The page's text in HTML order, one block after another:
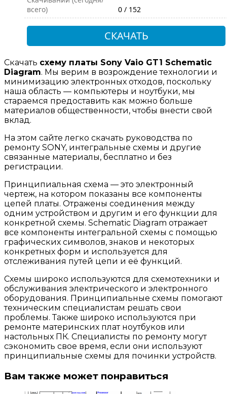
всего)
0 / 152
СКАЧАТЬ
Скачать схему платы Sony Vaio GT1 Schematic
Diagram. Мы верим в возрождение технологии и
минимизацию электронных отходов, поскольку
наша область — компьютеры и ноутбуки, мы
стараемся предоставить как можно больше
материалов общественности, чтобы внести свой
вклад.
На этом сайте легко скачать руководства по
ремонту SONY, интегральные схемы и другие
связанные материалы, бесплатно и без
регистрации.
Принципиальная схема — это электронный
чертеж, на котором показаны все компоненты
цепей платы. Отражены соединения между
одним устройством и другим и его функции для
конкретной схемы. Schematic Diagram отражает
все компоненты интегральной схемы с помощью
графических символов, знаков и некоторых
конкретных форм и используется для
отслеживания путей цепи и её функций.
Cхемы широко используются для схемотехники и
обслуживания электрического и электронного
оборудования. Принципиальные схемы помогают
техническим специалистам решать свои
проблемы. Также широко используются при
ремонте материнских плат ноутбуков или
настольных ПК. Специалисты по ремонту могут
сэкономить свое время, если они используют
принципиальные схемы для починки устройств.
Вам также может понравиться